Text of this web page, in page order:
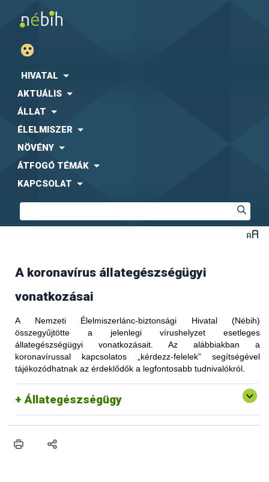
HIVATAL
AKTUÁLIS
ÁLLAT
ÉLELMISZER
NÖVÉNY
ÁTFOGÓ TÉMÁK
KAPCSOLAT
A koronavírus állategészségügyi
vonatkozásai
A Nemzeti Élelmiszerlánc-biztonsági Hivatal (Nébih)
összegyűjtötte a jelenlegi vírushelyzet esetleges
állategészségügyi vonatkozásait. Az alábbiakban a
koronavírussal kapcsolatos „kérdezz-felelek” segítségével
tájékozódhatnak az érdeklődők a legfontosabb tudnivalókról.
Állategészségügy